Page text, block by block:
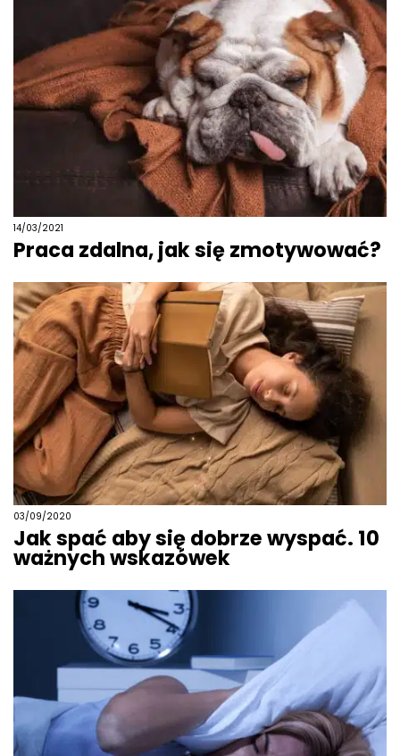
14/03/2021
Praca zdalna, jak się zmotywować?
03/09/2020
Jak spać aby się dobrze wyspać. 10
ważnych wskazówek